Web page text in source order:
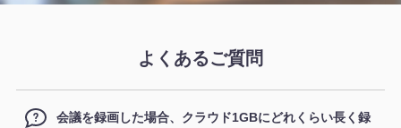
よくあるご質問
会議を録画した場合、クラウド1GBにどれくらい長く録